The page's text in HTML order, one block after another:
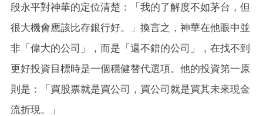
段永平對神華的定位清楚：「我的了解度不如茅台，但
很大機會應該比存銀行好。」換言之，神華在他眼中並
非「偉大的公司」，而是「還不錯的公司」，在找不到
更好投資目標時是一個穩健替代選項。他的投資第一原
則是：「買股票就是買公司，買公司就是買其未來現金
流折現。」